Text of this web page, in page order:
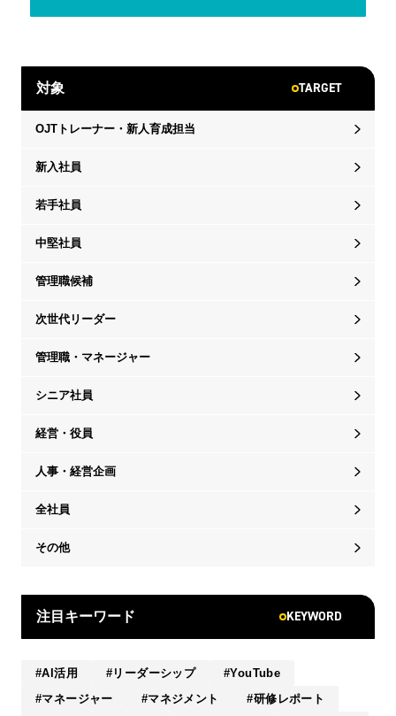
対象 TARGET
OJTトレーナー・新人育成担当
新入社員
若手社員
中堅社員
管理職候補
次世代リーダー
管理職・マネージャー
シニア社員
経営・役員
人事・経営企画
全社員
その他
注目キーワード KEYWORD
AI活用 リーダーシップ
YouTube
マネージャー
マネジメント
研修レポート